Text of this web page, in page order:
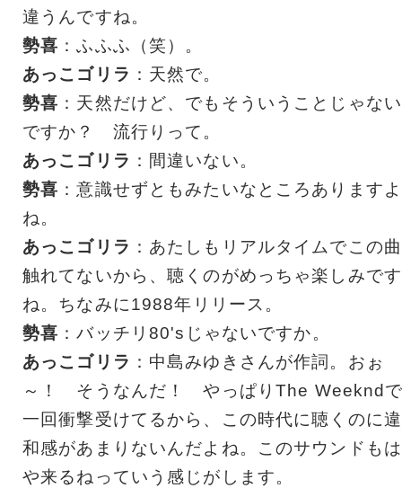
違うんですね。
勢喜 ：ふふふ（笑）。
あっこゴリラ ：天然で。
勢喜 ：天然だけど、でもそういうことじゃない
ですか？ 流行りって。
あっこゴリラ ：間違いない。
勢喜 ：意識せずともみたいなところありますよ
ね。
あっこゴリラ ：あたしもリアルタイムでこの曲
触れてないから、聴くのがめっちゃ楽しみです
ね。ちなみに1988年リリース。
勢喜 ：バッチリ80'sじゃないですか。
あっこゴリラ ：中島みゆきさんが作詞。おぉ
～！ そうなんだ！ やっぱりThe Weeknd
一回衝撃受けてるから、この時代に聴くのに違
和感があまりないんだよね。このサウンドもは
や来るねっていう感じがします。